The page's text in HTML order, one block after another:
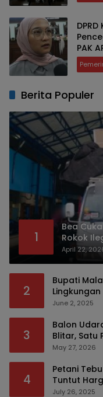
PAK
Berita Populer
1
Bea
Rokok
April 22,
2
Bupati
Lingkungan
Modus
June 2, 2025
3
Balon
Blitar, Satu
Serius
May 27, 2026
4
Petani
Tuntut
July 26, 2025